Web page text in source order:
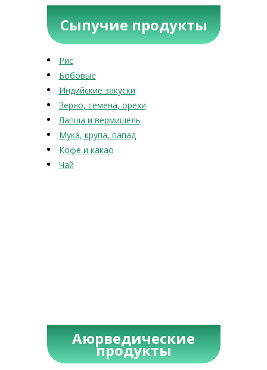
Сыпучие продукты
Рис
Бобовые
Индийские закуски
Зерно, семена, орехи
Лапша и вермишель
Мука, крупа, папад
Кофе и какао
Чай
Аюрведические
продукты